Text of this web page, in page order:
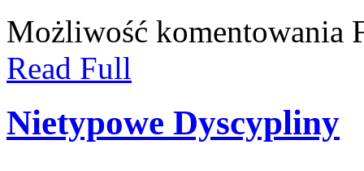
Możliwość komentowania
Read Full
Nietypowe Dyscypliny